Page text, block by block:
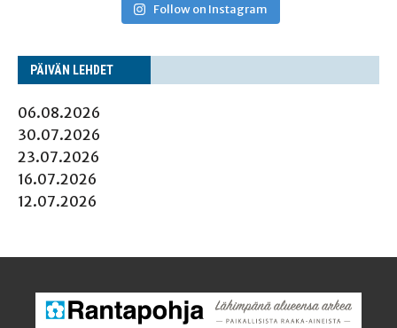
Follow on Instagram
PÄI­VÄN LEHDET
06.08.2026
30.07.2026
23.07.2026
16.07.2026
12.07.2026